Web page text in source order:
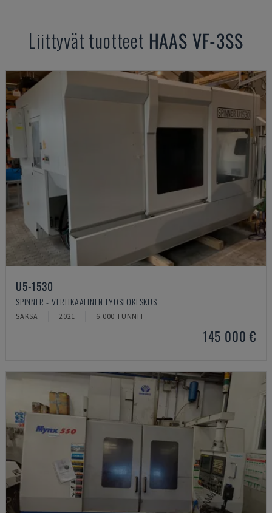
Liittyvät tuotteet HAAS VF-3SS
U5-1530
SPINNER - VERTIKAALINEN TYÖSTÖKESKUS
SAKSA 2021 6.000 TUNNIT
145 000 €